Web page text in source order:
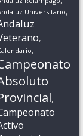
Universitario,
,
,
,